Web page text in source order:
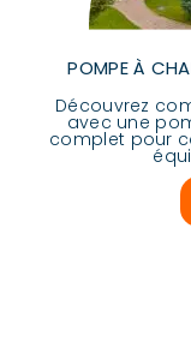
POMPE À
Découvrez
avec une
complet pour